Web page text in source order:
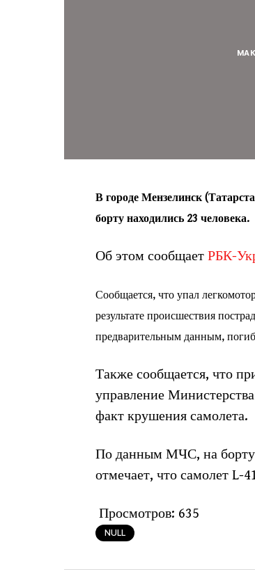
В городе Мензелинск
борту находились 23 человека.
Об этом сообщает РБК-
Сообщается, что упал
результате происшествия
предварительным данным,
Также сообщается, что
управление
факт крушения самолета.
По данным МЧС, на борту
отмечает, что самолет L-
Просмотров: 635
NULL